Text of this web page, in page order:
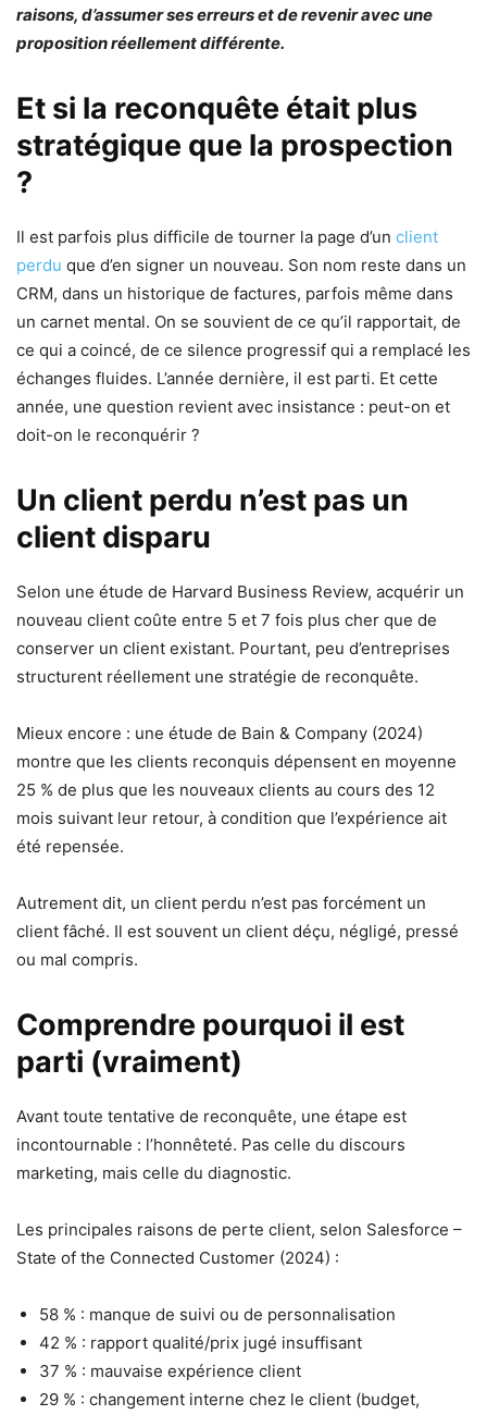
raisons, d’assumer ses erreurs et de revenir avec une
proposition réellement différente.
Et si la reconquête était plus
stratégique que la prospection
?
Il est parfois plus difficile de tourner la page d’un client
perdu que d’en signer un nouveau. Son nom reste dans un
CRM, dans un historique de factures, parfois même dans
un carnet mental. On se souvient de ce qu’il rapportait, de
ce qui a coincé, de ce silence progressif qui a remplacé les
échanges fluides. L’année dernière, il est parti. Et cette
année, une question revient avec insistance : peut-on et
doit-on le reconquérir ?
Un client perdu n’est pas un
client disparu
Selon une étude de Harvard Business Review, acquérir un
nouveau client coûte entre 5 et 7 fois plus cher que de
conserver un client existant. Pourtant, peu d’entreprises
structurent réellement une stratégie de reconquête.
Mieux encore : une étude de Bain & Company (2024)
montre que les clients reconquis dépensent en moyenne
25 % de plus que les nouveaux clients au cours des 12
mois suivant leur retour, à condition que l’expérience ait
été repensée.
Autrement dit, un client perdu n’est pas forcément un
client fâché. Il est souvent un client déçu, négligé, pressé
ou mal compris.
Comprendre pourquoi il est
parti (vraiment)
Avant toute tentative de reconquête, une étape est
incontournable : l’honnêteté. Pas celle du discours
marketing, mais celle du diagnostic.
Les principales raisons de perte client, selon Salesforce –
State of the Connected Customer (2024) :
58 % : manque de suivi ou de personnalisation
42 % : rapport qualité/prix jugé insuffisant
37 % : mauvaise expérience client
29 % : changement interne chez le client (budget,